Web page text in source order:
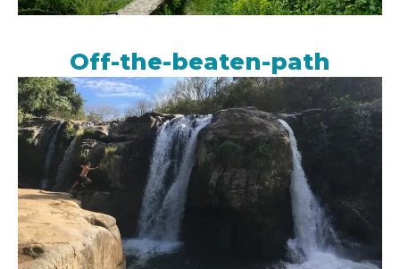
Off-the-beaten-path